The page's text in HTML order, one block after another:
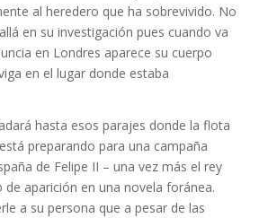
al heredero que ha sobrevivido. No
en su investigación pues cuando va
en Londres aparece su cuerpo
en el lugar donde estaba
hasta esos parajes donde la flota
preparando para una campaña
de Felipe II – una vez más el rey
de aparición en una novela foránea.
a su persona que a pesar de las